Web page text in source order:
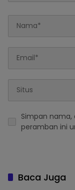
Simpan nama,
peramban ini
Baca Juga